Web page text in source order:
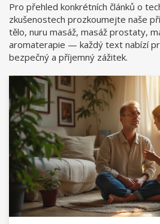
Pro přehled konkrétních článků o
zkušenostech prozkoumejte naše
tělo, nuru masáž, masáž prostaty,
aromaterapie — každý text nabízí
bezpečný a příjemný zážitek.